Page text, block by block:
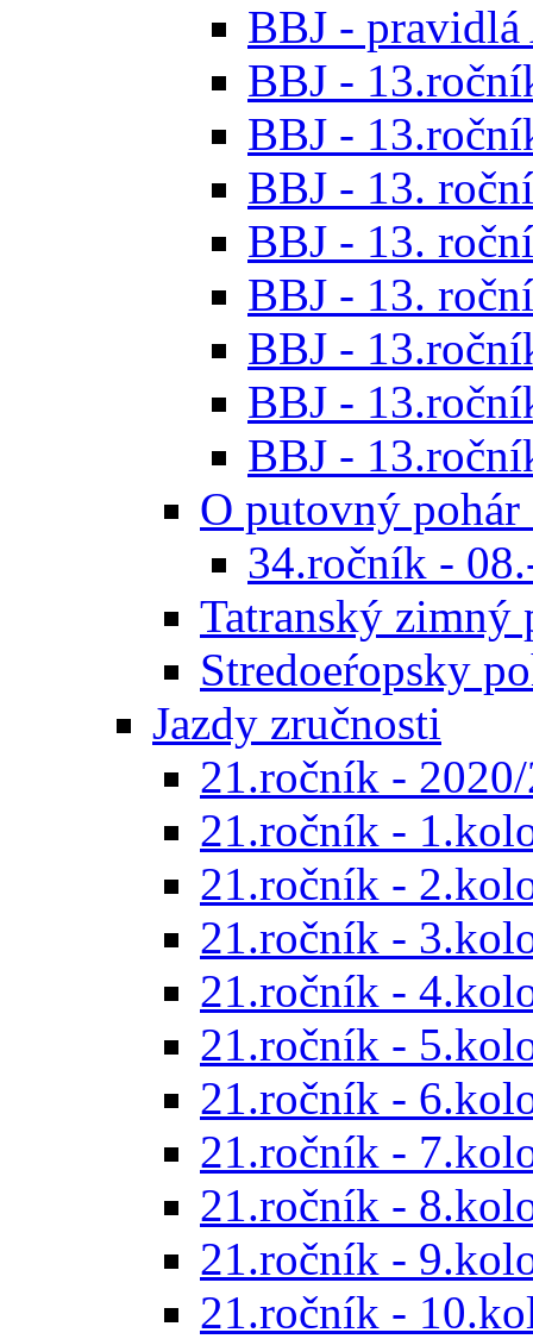
BBJ - pravidlá
BBJ -
BBJ -
BBJ - 13.
BBJ - 13.
BBJ - 13.
BBJ -
BBJ -
BBJ -
O putovný
34.ročník -
Tatranský zimný
Stredoeŕopsky
Jazdy zručnosti
21.ročník -
21.ročník -
21.ročník -
21.ročník -
21.ročník -
21.ročník -
21.ročník -
21.ročník -
21.ročník -
21.ročník -
21.ročník -